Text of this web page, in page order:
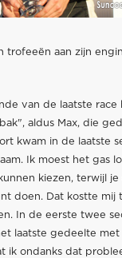
trofeeën aan zijn
van de laatste race
aldus Max, die
kwam in de laatste
Ik moest het gas
kiezen, terwijl je
doen. Dat kostte mij
In de eerste twee
laatste gedeelte
ik ondanks dat